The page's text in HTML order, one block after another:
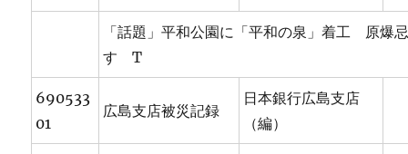
「話題」平和公園に「平和の泉」着工 原爆
す T
690533
01
広島支店被災記録
日本銀行広島支店
（編）